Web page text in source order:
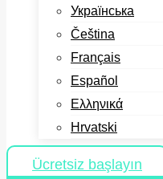
Українська
Čeština
Français
Español
Ελληνικά
Hrvatski
Ücretsiz başlayın